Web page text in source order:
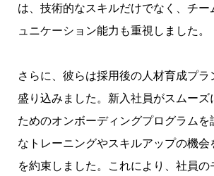
は、技術的なスキルだけでなく、チー
ュニケーション能力も重視しました。
さらに、彼らは採用後の人材育成プラ
盛り込みました。新入社員がスムーズ
ためのオンボーディングプログラムを
なトレーニングやスキルアップの機会
を約束しました。これにより、社員の